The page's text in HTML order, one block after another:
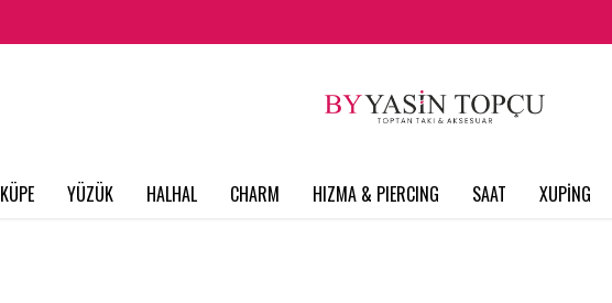
KÜPE YÜZÜK HALHAL CHARM HIZMA & PIERCING SAAT XUPİNG